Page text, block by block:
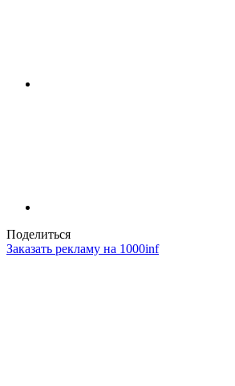
Поделиться
Заказать рекламу на 1000inf